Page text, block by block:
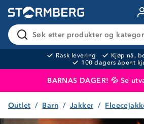
Søk etter produkter og
Rask levering
Kjøp nå,
100 dagers åpent
BARNAS DAGER! 💦 Se
Produktet er lagt i
Outlet Barn Jakker